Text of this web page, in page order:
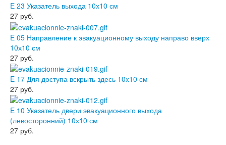
E 23 Указатель выхода 10х10 см
27 руб.
E 05 Направление к эвакуационному выходу направо вверх
10х10 см
27 руб.
E 17 Для доступа вскрыть здесь 10х10 см
27 руб.
E 10 Указатель двери эвакуационного выхода
(левосторонний) 10х10 см
27 руб.